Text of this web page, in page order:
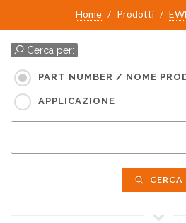
Home Prodotti
Cerca per:
PART NUMBER / NOME
APPLICAZIONE
CERCA